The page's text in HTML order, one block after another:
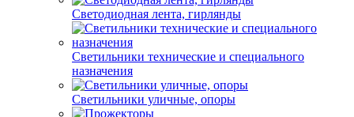
Светодиодная лента, гирлянды
Светильники технические и специального
назначения
Светильники уличные, опоры